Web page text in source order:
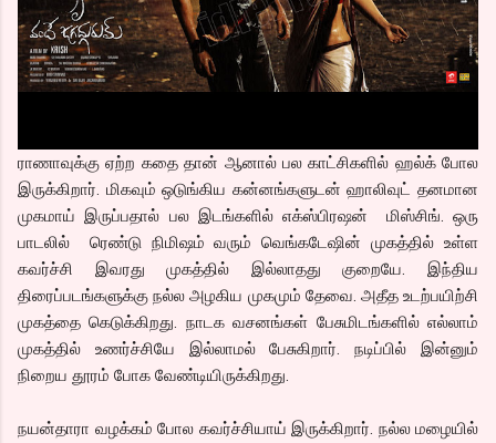
ராணாவுக்கு ஏற்ற கதை தான் ஆனால் பல காட்சிகளில் ஹல்க் போல
இருக்கிறார். மிகவும் ஒடுங்கிய கன்னங்களுடன் ஹாலிவுட் தனமான
முகமாய் இருப்பதால் பல இடங்களில் எக்ஸ்பிரஷன் மிஸ்சிங். ஒரு
பாடலில் ரெண்டு நிமிஷம் வரும் வெங்கடேஷின் முகத்தில் உள்ள
கவர்ச்சி இவரது முகத்தில் இல்லாதது குறையே. இந்திய
திரைப்படங்களுக்கு நல்ல அழகிய முகமும் தேவை. அதீத உடற்பயிற்சி
முகத்தை கெடுக்கிறது. நாடக வசனங்கள் பேசுமிடங்களில் எல்லாம்
முகத்தில் உணர்ச்சியே இல்லாமல் பேசுகிறார். நடிப்பில் இன்னும்
நிறைய தூரம் போக வேண்டியிருக்கிறது.
நயன்தாரா வழக்கம் போல கவர்ச்சியாய் இருக்கிறார். நல்ல மழையில்